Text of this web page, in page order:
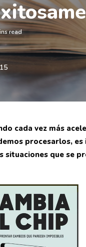
read
cada vez más
procesarlos,
situaciones que se